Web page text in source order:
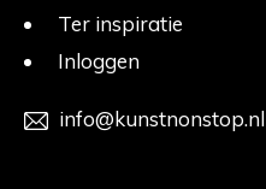
Ter inspiratie
Inloggen
info@kunstnonstop.nl